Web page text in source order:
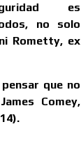
es
no solo
Rometty, ex
que no
Comey,